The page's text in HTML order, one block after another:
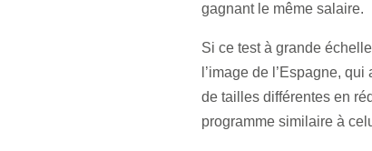
gagnant le même salaire.
Si ce test à grande
l’image de l’Espagne,
de tailles différentes en
programme similaire à